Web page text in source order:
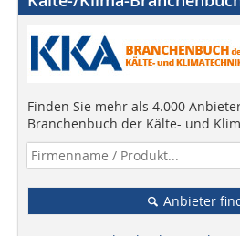
Finden Sie mehr als 4.000
Branchenbuch der Kälte- und
Anbieter